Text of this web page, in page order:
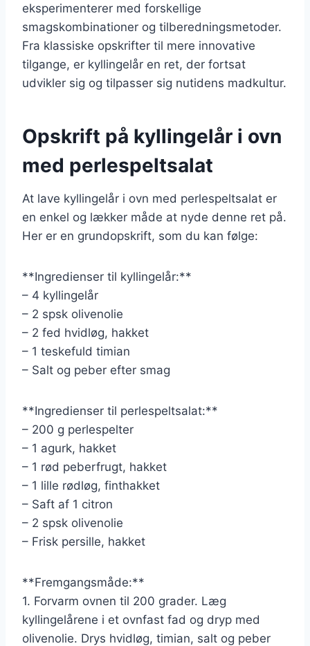
eksperimenterer med forskellige
smagskombinationer og tilberedningsmetoder.
Fra klassiske opskrifter til mere innovative
tilgange, er kyllingelår en ret, der fortsat
udvikler sig og tilpasser sig nutidens madkultur.
Opskrift på kyllingelår i ovn
med perlespeltsalat
At lave kyllingelår i ovn med perlespeltsalat er
en enkel og lækker måde at nyde denne ret på.
Her er en grundopskrift, som du kan følge:
**Ingredienser til kyllingelår:**
– 4 kyllingelår
– 2 spsk olivenolie
– 2 fed hvidløg, hakket
– 1 teskefuld timian
– Salt og peber efter smag
**Ingredienser til perlespeltsalat:**
– 200 g perlespelter
– 1 agurk, hakket
– 1 rød peberfrugt, hakket
– 1 lille rødløg, finthakket
– Saft af 1 citron
– 2 spsk olivenolie
– Frisk persille, hakket
**Fremgangsmåde:**
1. Forvarm ovnen til 200 grader. Læg
kyllingelårene i et ovnfast fad og dryp med
olivenolie. Drys hvidløg, timian, salt og peber